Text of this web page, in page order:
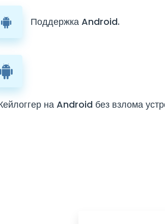
Поддержка Android.
на Android без взлома